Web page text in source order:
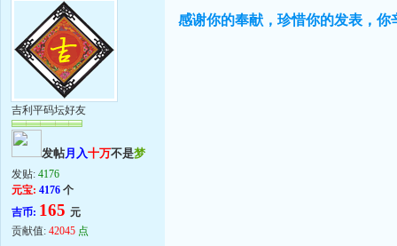
吉利平码坛好友
发帖月入十万不是梦
发贴: 4176
元宝: 4176 个
吉币: 165 元
贡献值: 42045 点
感谢你的奉献，珍惜你的发表，你